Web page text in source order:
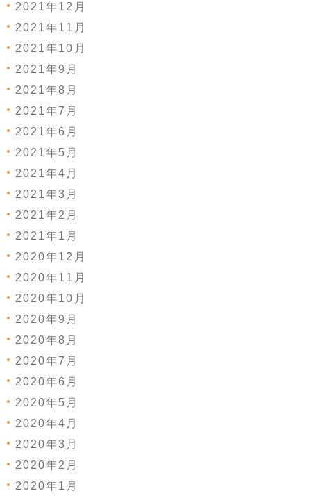
2021年12月
2021年11月
2021年10月
2021年9月
2021年8月
2021年7月
2021年6月
2021年5月
2021年4月
2021年3月
2021年2月
2021年1月
2020年12月
2020年11月
2020年10月
2020年9月
2020年8月
2020年7月
2020年6月
2020年5月
2020年4月
2020年3月
2020年2月
2020年1月